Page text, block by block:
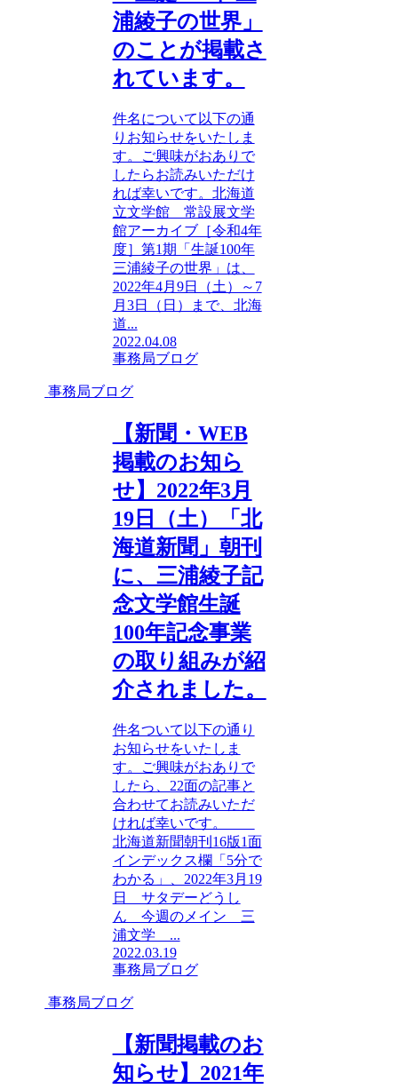
浦綾子の世界」
のことが掲載さ
れています。
件名について以下の通
りお知らせをいたしま
す。ご興味がおありで
したらお読みいただけ
れば幸いです。北海道
立文学館 常設展文学
館アーカイブ［令和4年
度］第1期「生誕100年
三浦綾子の世界」は、
2022年4月9日（土）～7
月3日（日）まで、北海
道...
2022.04.08
事務局ブログ
事務局ブログ
【新聞・WEB
掲載のお知ら
せ】2022年3月
19日（土）「北
海道新聞」朝刊
に、三浦綾子記
念文学館生誕
100年記念事業
の取り組みが紹
介されました。
件名ついて以下の通り
お知らせをいたしま
す。ご興味がおありで
したら、22面の記事と
合わせてお読みいただ
ければ幸いです。
北海道新聞朝刊16版1面
インデックス欄「5分で
わかる」、2022年3月19
日 サタデーどうし
ん 今週のメイン 三
浦文学 ...
2022.03.19
事務局ブログ
事務局ブログ
【新聞掲載のお
知らせ】2021年